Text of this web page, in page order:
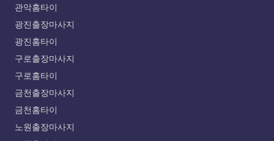
관악홈타이
광진출장마사지
광진홈타이
구로출장마사지
구로홈타이
금천출장마사지
금천홈타이
노원출장마사지